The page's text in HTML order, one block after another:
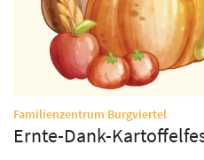
Familienzentrum Burgviertel
Ernte-Dank-